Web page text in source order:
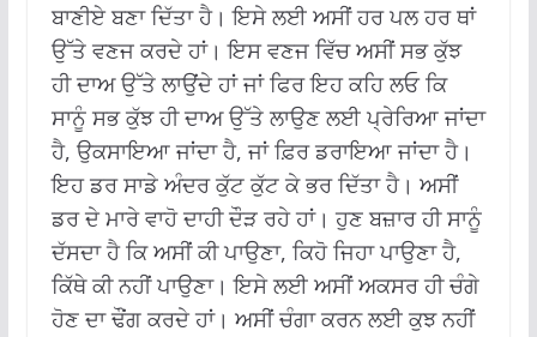
ਬਾਣੀਏ ਬਣਾ ਦਿੱਤਾ ਹੈ। ਇਸੇ ਲਈ ਅਸੀਂ ਹਰ ਪਲ ਹਰ ਥਾਂ
ਉੱਤੇ ਵਣਜ ਕਰਦੇ ਹਾਂ। ਇਸ ਵਣਜ ਵਿੱਚ ਅਸੀਂ ਸਭ ਕੁੱਝ
ਹੀ ਦਾਅ ਉੱਤੇ ਲਾਉਂਦੇ ਹਾਂ ਜਾਂ ਫਿਰ ਇਹ ਕਹਿ ਲਓ ਕਿ
ਸਾਨੂੰ ਸਭ ਕੁੱਝ ਹੀ ਦਾਅ ਉੱਤੇ ਲਾਉਣ ਲਈ ਪ੍ਰੇਰਿਆ ਜਾਂਦਾ
ਹੈ, ਉਕਸਾਇਆ ਜਾਂਦਾ ਹੈ, ਜਾਂ ਫ਼ਿਰ ਡਰਾਇਆ ਜਾਂਦਾ ਹੈ।
ਇਹ ਡਰ ਸਾਡੇ ਅੰਦਰ ਕੁੱਟ ਕੁੱਟ ਕੇ ਭਰ ਦਿੱਤਾ ਹੈ। ਅਸੀਂ
ਡਰ ਦੇ ਮਾਰੇ ਵਾਹੋ ਦਾਹੀ ਦੌੜ ਰਹੇ ਹਾਂ। ਹੁਣ ਬਜ਼ਾਰ ਹੀ ਸਾਨੂੰ
ਦੱਸਦਾ ਹੈ ਕਿ ਅਸੀਂ ਕੀ ਪਾਉਣਾ, ਕਿਹੋ ਜਿਹਾ ਪਾਉਣਾ ਹੈ,
ਕਿੱਥੇ ਕੀ ਨਹੀਂ ਪਾਉਣਾ। ਇਸੇ ਲਈ ਅਸੀਂ ਅਕਸਰ ਹੀ ਚੰਗੇ
ਹੋਣ ਦਾ ਢੌਂਗ ਕਰਦੇ ਹਾਂ। ਅਸੀਂ ਚੰਗਾ ਕਰਨ ਲਈ ਕੁਝ ਨਹੀਂ